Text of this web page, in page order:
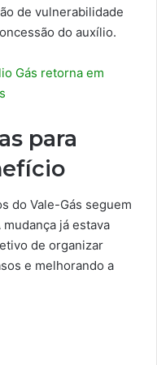
de vulnerabilidade
do auxílio.
Gás retorna em
para
do Vale-Gás seguem
já estava
de organizar
e melhorando a